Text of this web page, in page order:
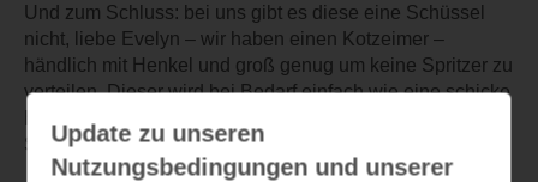
Und zum Schluss: bei uns gibt es diese eine Schüssel
nicht, liebe Evelyn – wir haben einen Kotzeimer –
händlich mit Henkel und groß genug um keine Spritzer zu
verteilen. Dieser wird bei Bedarf einfach wie eine schicke
Stelle zu sein.
Update zu unseren
Nutzungsbedingungen und unserer